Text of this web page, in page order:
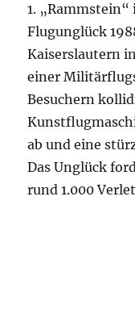
1.
Flugunglück
Kaiserslautern
einer
Besuchern
ab und eine
Das Unglück
rund 1.000